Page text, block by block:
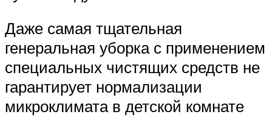
Даже самая тщательная
генеральная уборка с применением
специальных чистящих средств не
гарантирует нормализации
микроклимата в детской комнате